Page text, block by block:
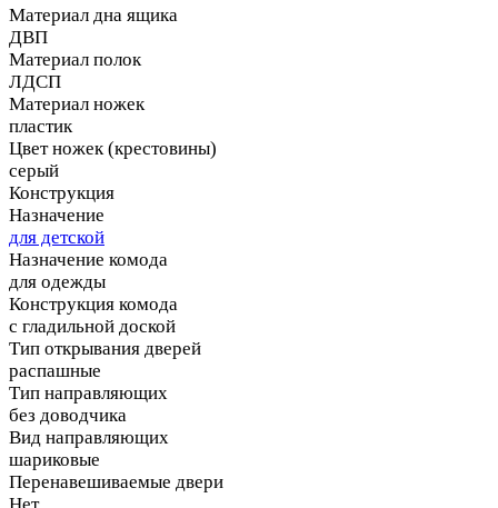
Материал дна ящика
ДВП
Материал полок
ЛДСП
Материал ножек
пластик
Цвет ножек (крестовины)
серый
Конструкция
Назначение
для детской
Назначение комода
для одежды
Конструкция комода
с гладильной доской
Тип открывания дверей
распашные
Тип направляющих
без доводчика
Вид направляющих
шариковые
Перенавешиваемые двери
Нет